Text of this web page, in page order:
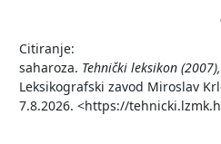
Citiranje:
saharoza. Tehnički leksikon
Leksikografski zavod Miroslav
7.8.2026. <https://